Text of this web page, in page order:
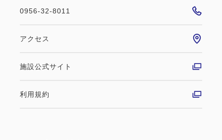
0956-32-8011
アクセス
施設公式サイト
利用規約